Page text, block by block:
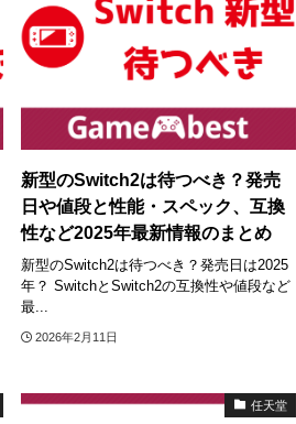
新型のSwitch2は待つべき？発売
日や値段と性能・スペック、互換
性など2025年最新情報のまとめ
新型のSwitch2は待つべき？発売日は2025
年？ SwitchとSwitch2の互換性や値段など
最...
2026年2月11日
任天堂